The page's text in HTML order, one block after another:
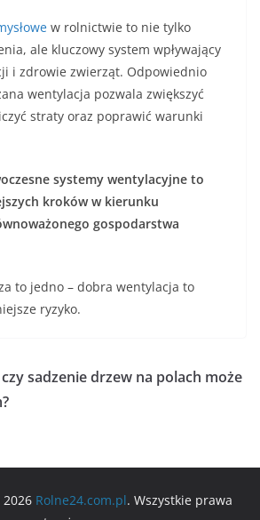
w rolnictwie to nie tylko
ale kluczowy system wpływający
i zdrowie zwierząt. Odpowiednio
wentylacja pozwala zwiększyć
straty oraz poprawić warunki
systemy wentylacyjne to
kroków w kierunku
gospodarstwa
to jedno – dobra wentylacja to
ryzyko.
sadzenie drzew na polach może
Rolne24.com.pl. Wszystkie prawa